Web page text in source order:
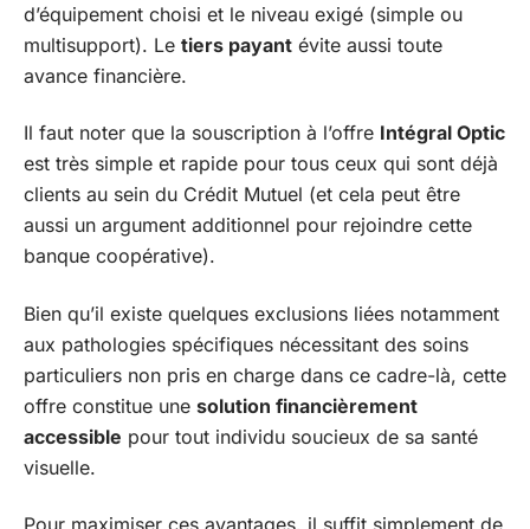
d’équipement choisi et le niveau exigé (simple ou
multisupport). Le tiers payant évite aussi toute
avance financière.
Il faut noter que la souscription à l’offre Intégral Optic
est très simple et rapide pour tous ceux qui sont déjà
clients au sein du Crédit Mutuel (et cela peut être
aussi un argument additionnel pour rejoindre cette
banque coopérative).
Bien qu’il existe quelques exclusions liées notamment
aux pathologies spécifiques nécessitant des soins
particuliers non pris en charge dans ce cadre-là, cette
offre constitue une solution financièrement
accessible pour tout individu soucieux de sa santé
visuelle.
Pour maximiser ces avantages, il suffit simplement de